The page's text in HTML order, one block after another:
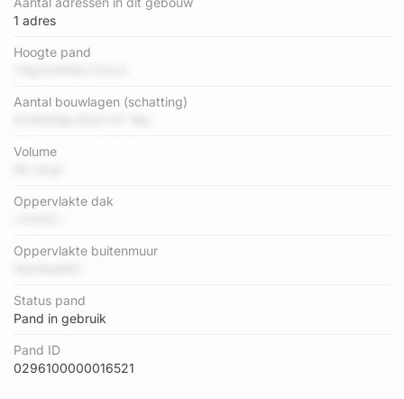
1 adres
Hoogte pand
Aantal bouwlagen (schatting)
Volume
Oppervlakte dak
Oppervlakte buitenmuur
Status pand
Pand in gebruik
Pand ID
0296100000016521